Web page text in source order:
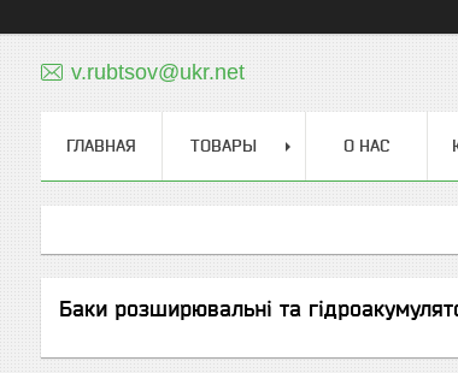
v.rubtsov@ukr.net
ГЛАВНАЯ ТОВАРЫ О НАС
Баки розширювальні та